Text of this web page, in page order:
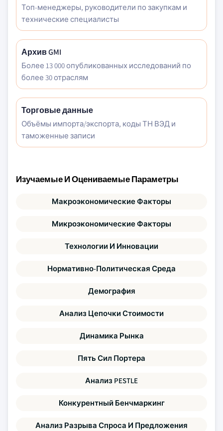
Топ-менеджеры, руководители по закупкам и
технические специалисты
Архив GMI
Более 13 000 опубликованных исследований по
более 30 отраслям
Торговые данные
Объёмы импорта/экспорта, коды ТН ВЭД и
таможенные записи
Изучаемые И Оцениваемые Параметры
Макроэкономические Факторы
Микроэкономические Факторы
Технологии И Инновации
Нормативно-Политическая Среда
Демография
Анализ Цепочки Стоимости
Динамика Рынка
Пять Сил Портера
Анализ PESTLE
Конкурентный Бенчмаркинг
Анализ Разрыва Спроса И Предложения